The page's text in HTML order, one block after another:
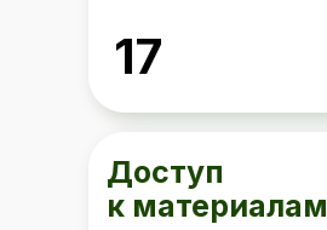
Доступ
к материалам
17